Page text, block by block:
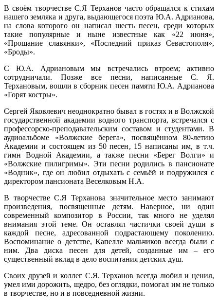
В своём творчестве С.Я Терханов часто обращался к стихам
нашего земляка и друга, выдающегося поэта Ю.А. Адрианова,
на слова которого он написал шесть песен, среди которых
такие популярные и ныне известные как «22 июня»,
«Прощание славянки», «Последний приказ Севастополя»,
«Броды».
С Ю.А. Адриановым мы встречались втроем; активно
сотрудничали. Позже все песни, написанные С. Я.
Терхановым, вошли в сборник песен памяти Ю.А. Адрианова
«Горят костры».
Сергей Яковлевич неоднократно бывал в гостях и в Волжской
государственной академии водного транспорта, встречался с
профессорско-преподавательским составом и студентами. В
аудиоальбоме «Волжские берега», посвящённом 80-летию
Академии и состоящем из 50 песен, 15 написаны им, в т.ч.
гимн Водной Академии, а также песни «Берег Волги» и
«Волжские пилигримы». Эти песни родились в пансионате
«Водник», где он любил отдыхать с семьёй и подружился с
директором пансионата Веселковым Н.А.
В творчестве С.Я Терханова значительное место занимают
произведения, посвященные детям. Наверное, ни один
современный композитор в России, так много не уделял
внимания этой теме. Он оставлял частички своей души в
каждой песне, адресованной подрастающему поколению.
Воспоминание о детстве, Капелле мальчиков всегда были с
ним. Два диска песен для детей, созданные им – его
существенный вклад в дело воспитания детских душ.
Своих друзей и коллег С.Я. Терханов всегда любил и ценил,
умел ими дорожить, щедро, без оглядки, помогал им не только
в творчестве, но и в повседневной жизни.